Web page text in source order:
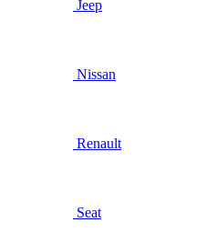
Jeep
Nissan
Renault
Seat